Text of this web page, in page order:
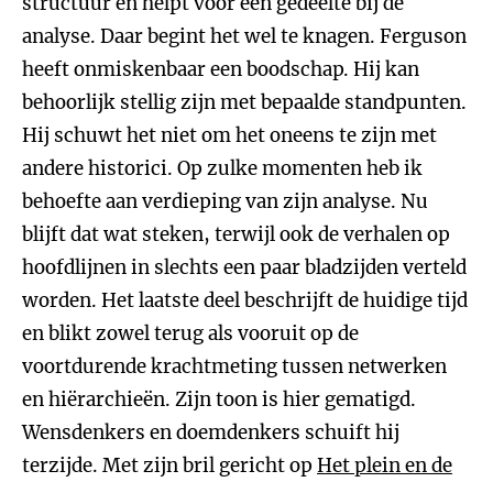
analyse. Daar begint het wel te knagen. Ferguson
heeft onmiskenbaar een boodschap. Hij kan
behoorlijk stellig zijn met bepaalde standpunten.
Hij schuwt het niet om het oneens te zijn met
andere historici. Op zulke momenten heb ik
behoefte aan verdieping van zijn analyse. Nu
blijft dat wat steken, terwijl ook de verhalen op
hoofdlijnen in slechts een paar bladzijden verteld
worden. Het laatste deel beschrijft de huidige tijd
en blikt zowel terug als vooruit op de
voortdurende krachtmeting tussen netwerken
en hiërarchieën. Zijn toon is hier gematigd.
Wensdenkers en doemdenkers schuift hij
terzijde. Met zijn bril gericht op Het plein en de